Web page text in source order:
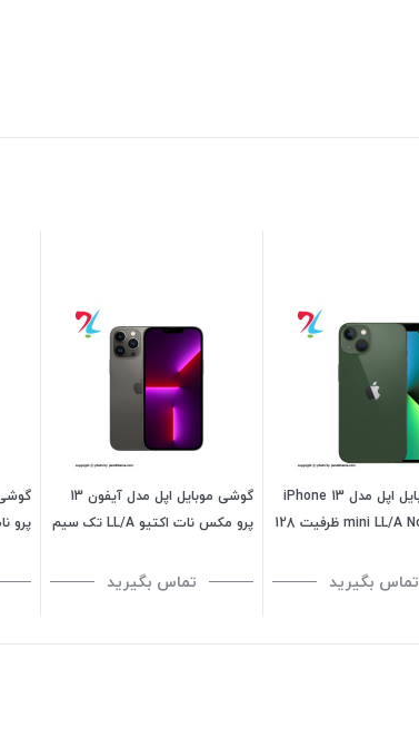
گوشی موبایل اپل مدل iPhone 13
mini LL/A Not Active ظرفیت 128
تماس بگیرید
گوشی موبایل اپل مدل آیفون 13
پرو مکس نات اکتیو LL/A تک سیم
تماس بگیرید